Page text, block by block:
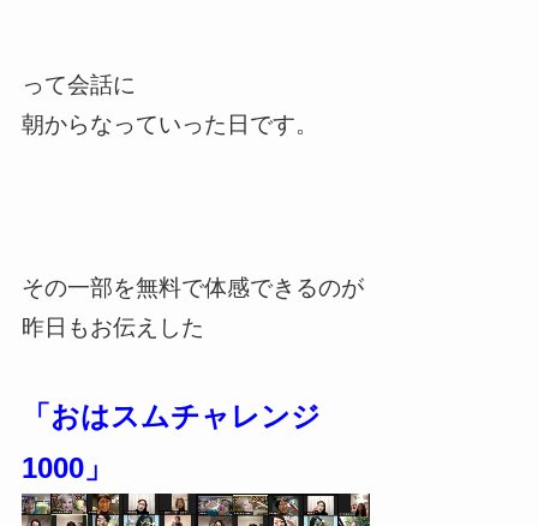
って会話に
朝からなっていった日です。
その一部を無料で体感できるのが
昨日もお伝えした
「おはスムチャレンジ
1000」